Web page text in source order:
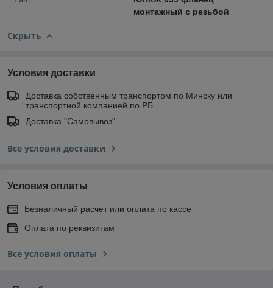
монтажный с резьбой
Скрыть
Условия доставки
Доставка собственным транспортом по Минску или
транспортной компанией по РБ.
Доставка "Самовывоз"
Все условия доставки
Условия оплаты
Безналичный расчет или оплата по кассе
Оплата по реквизитам
Все условия оплаты